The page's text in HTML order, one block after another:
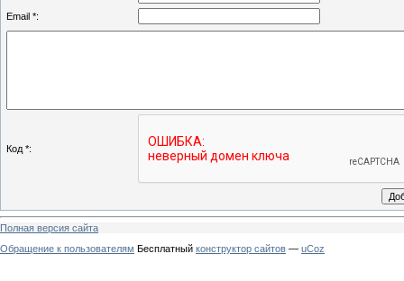
Email *:
Код *:
Полная версия сайта
Обращение к пользователям Бесплатный конструктор сайтов — uCoz